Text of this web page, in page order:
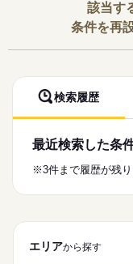
該当す
条件を再
検索履歴
最近検索した条
※3件まで履歴が残り
エリアから探す